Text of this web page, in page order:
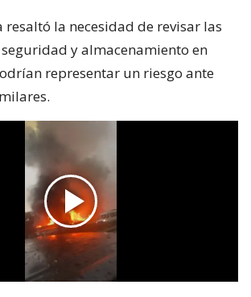
resaltó la necesidad de revisar las
y almacenamiento en
representar un riesgo ante